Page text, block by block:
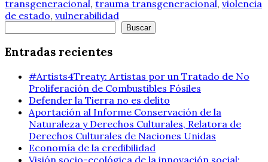
transgeneracional, trauma transgeneracional, violencia
de estado, vulnerabilidad
Buscar
Entradas recientes
#Artists4Treaty: Artistas por un Tratado de No
Proliferación de Combustibles Fósiles
Defender la Tierra no es delito
Aportación al Informe Conservación de la
Naturaleza y Derechos Culturales, Relatora de
Derechos Culturales de Naciones Unidas
Economía de la credibilidad